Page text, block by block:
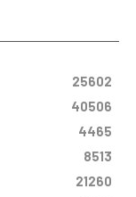
25602
40506
4465
8513
21260